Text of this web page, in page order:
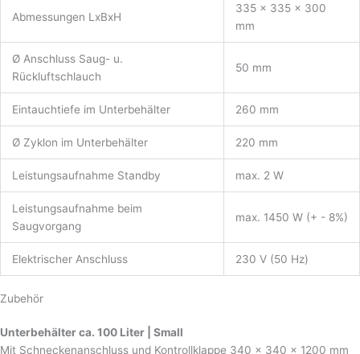
Abmessungen LxBxH
335 x 335 x 300
mm
Ø Anschluss Saug- u.
Rückluftschlauch
50 mm
Eintauchtiefe im Unterbehälter 260 mm
Ø Zyklon im Unterbehälter 220 mm
Leistungsaufnahme Standby max. 2 W
Leistungsaufnahme beim
Saugvorgang
max. 1450 W (+ - 8%)
Elektrischer Anschluss 230 V (50 Hz)
Zubehör
Unterbehälter ca. 100 Liter | Small
Mit Schneckenanschluss und Kontrollklappe 340 x 340 x 1200 mm